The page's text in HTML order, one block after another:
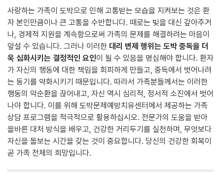
사랑하는 가족이 도박으로 인해 고통받는 모습을 지켜보는 것은 환
자 본인만큼이나 큰 고통을 수반합니다. 때로는 빚을 대신 갚아주거
나, 경제적 지원을 계속함으로써 가족의 문제를 해결하려는 마음이
앞설 수 있습니다. 그러나 이러한 대리 변제 행위는 도박 중독을 더
욱 심화시키는 결정적인 요인이 될 수 있음을 명심해야 합니다. 환자
가 자신의 행동에 대한 책임을 회피하게 만들고, 중독에서 벗어나려
는 동기를 약화시키기 때문입니다. 따라서 가족분들께서는 이러한
행동의 악순환을 끊어내고, 자신 역시 심리적, 정서적 소진에서 벗어
나야 합니다. 이를 위해 도박문제예방치유센터에서 제공하는 가족
상담 프로그램을 적극적으로 활용하십시오. 전문가의 도움을 받아
올바른 대처 방식을 배우고, 건강한 거리두기를 실천하며, 무엇보다
자신을 돌보는 시간을 갖는 것이 중요합니다. 당신의 건강한 회복이
곧 가족 전체의 희망입니다.